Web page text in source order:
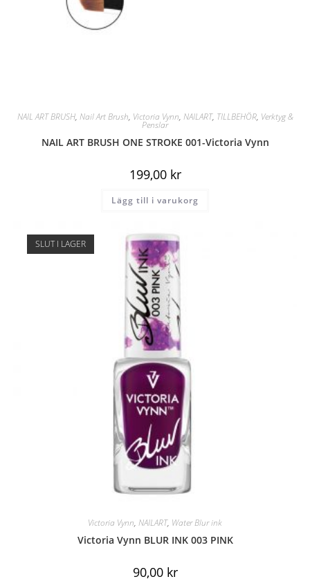
NAIL ART BRUSH, Nail Art Brush, Victoria Vynn, NAILART, TILLBEHÖR, Verktyg &
Penslar
NAIL ART BRUSH ONE STROKE 001-Victoria Vynn
199,00 kr
Lägg till i varukorg
SLUT I LAGER
Victoria Vynn, NAILART, Water Blur ink
Victoria Vynn BLUR INK 003 PINK
90,00 kr